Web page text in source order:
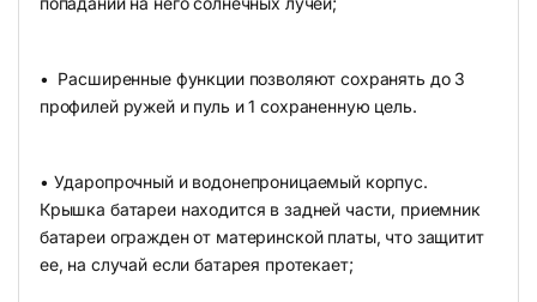
• Расширенные функции позволяют сохранять до 3
профилей ружей и пуль и 1 сохраненную цель.
• Ударопрочный и водонепроницаемый корпус.
Крышка батареи находится в задней части, приемник
батареи огражден от материнской платы, что защитит
ее, на случай если батарея протекает;